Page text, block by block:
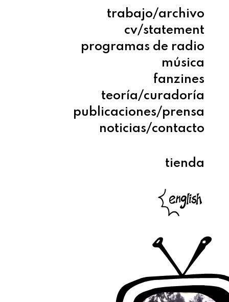
trabajo/archivo
cv/statement
programas de radio
música
fanzines
teoría/curadoría
publicaciones/prensa
noticias/contacto
tienda